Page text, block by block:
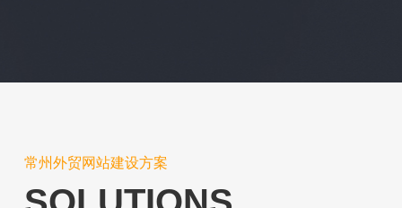
常州外贸网站建设方案